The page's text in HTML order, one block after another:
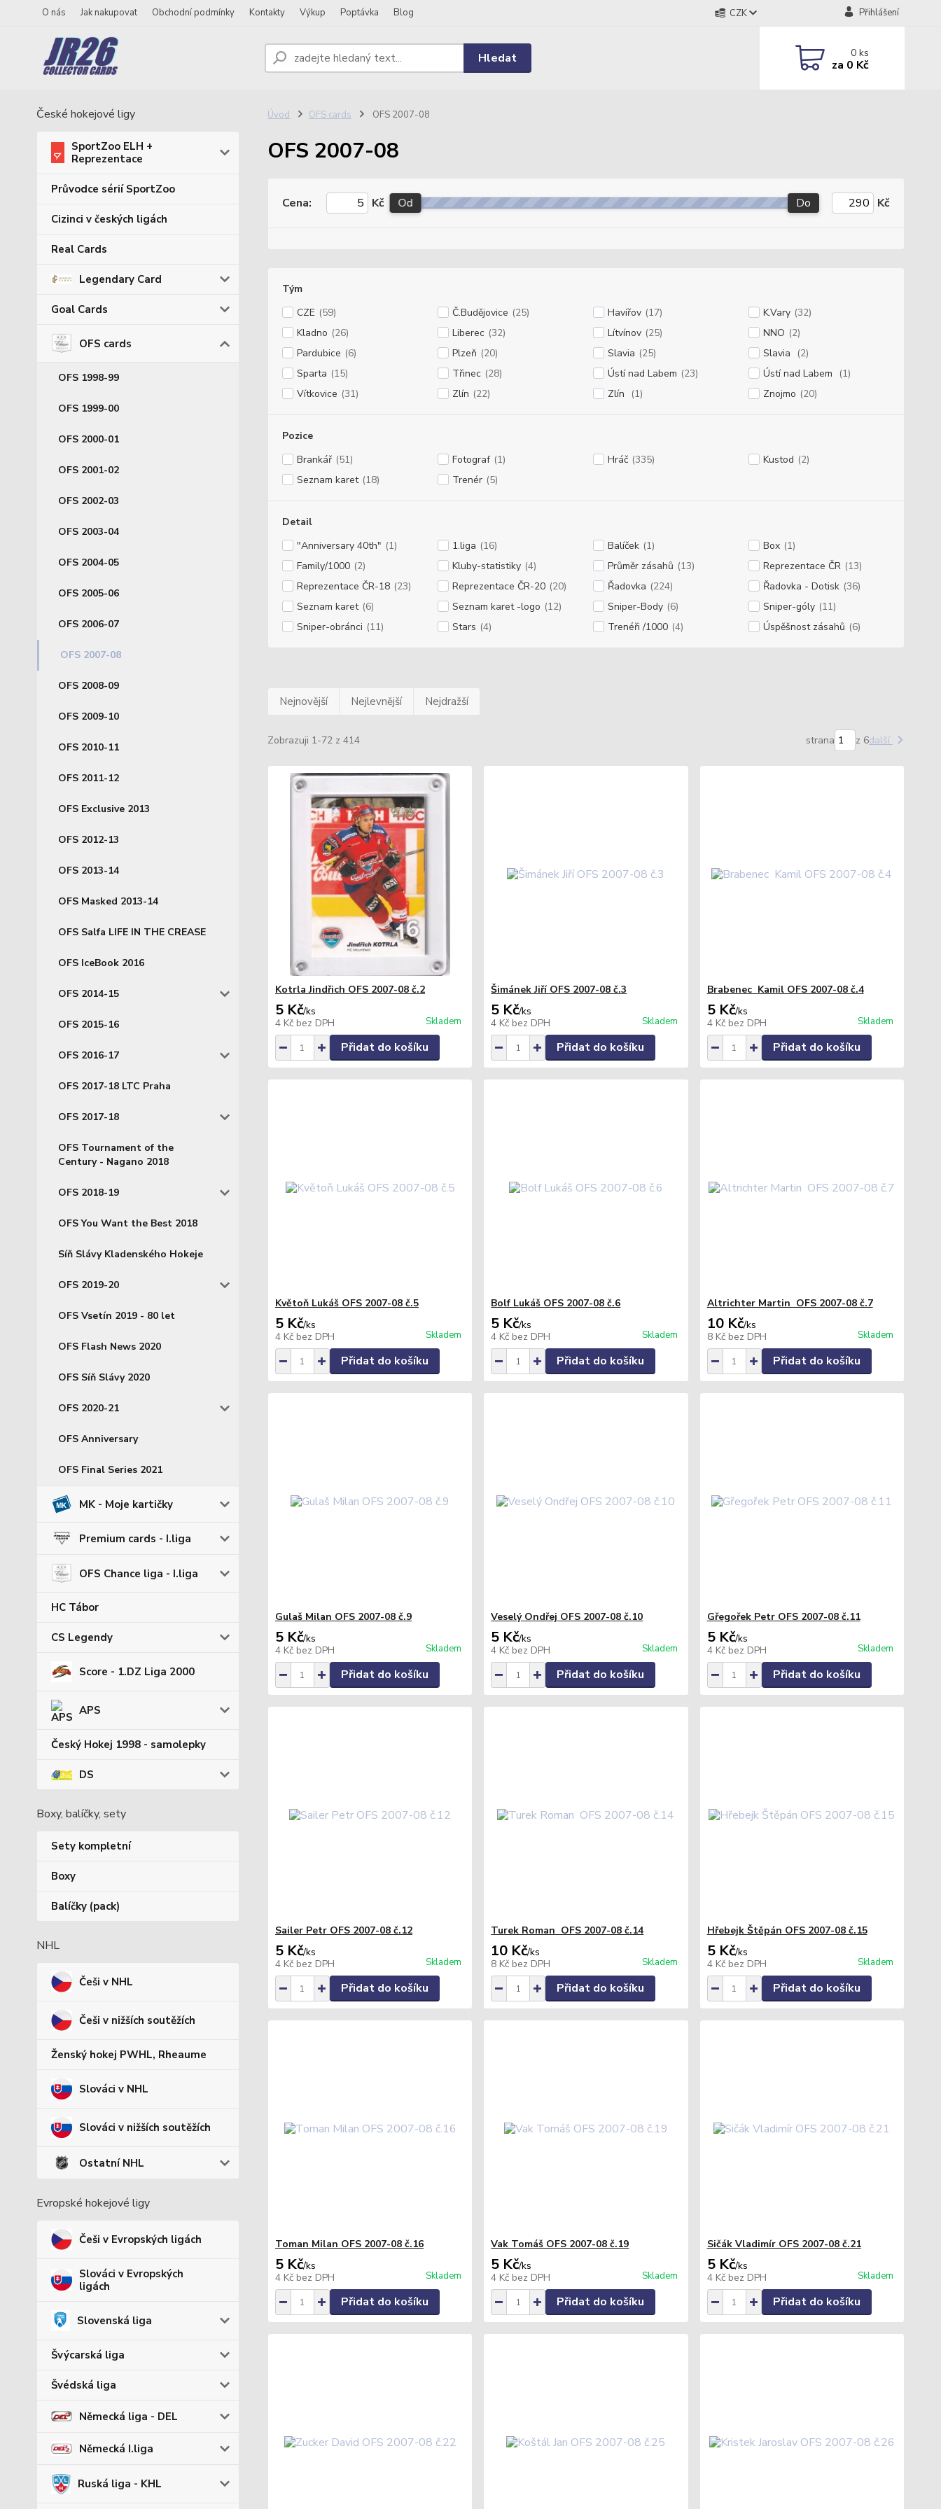
O nás Jak nakupovat Obchodní podmínky Kontakty Výkup Poptávka Blog CZK Přihlášení
Hledat 0ks
za 0 Kč
České hokejové ligy
SportZoo ELH +
Reprezentace
Průvodce sérií SportZoo
Cizinci v českých ligách
Real Cards
Legendary Card
Goal Cards
OFS cards
OFS 1998-99
OFS 1999-00
OFS 2000-01
OFS 2001-02
OFS 2002-03
OFS 2003-04
OFS 2004-05
OFS 2005-06
OFS 2006-07
OFS 2007-08
OFS 2008-09
OFS 2009-10
OFS 2010-11
OFS 2011-12
OFS Exclusive 2013
OFS 2012-13
OFS 2013-14
OFS Masked 2013-14
OFS Salfa LIFE IN THE CREASE
OFS IceBook 2016
OFS 2014-15
OFS 2015-16
OFS 2016-17
OFS 2017-18 LTC Praha
OFS 2017-18
OFS Tournament of the
Century - Nagano 2018
OFS 2018-19
OFS You Want the Best 2018
Síň Slávy Kladenského Hokeje
OFS 2019-20
OFS Vsetín 2019 - 80 let
OFS Flash News 2020
OFS Síň Slávy 2020
OFS 2020-21
OFS Anniversary
OFS Final Series 2021
MK - Moje kartičky
Premium cards - I.liga
OFS Chance liga - I.liga
HC Tábor
CS Legendy
Score - 1.DZ Liga 2000
APS
Český Hokej 1998 - samolepky
DS
Boxy, balíčky, sety
Sety kompletní
Boxy
Balíčky (pack)
NHL
Češi v NHL
Češi v nižších soutěžích
Ženský hokej PWHL, Rheaume
Slováci v NHL
Slováci v nižších soutěžích
Ostatní NHL
Evropské hokejové ligy
Češi v Evropských ligách
Slováci v Evropských
ligách
Slovenská liga
Švýcarská liga
Švédská liga
Německá liga - DEL
Německá I.liga
Ruská liga - KHL
Úvod OFS cards OFS 2007-08
OFS 2007-08
Cena: Kč Od Do Kč
Tým
CZE (59) Č.Budějovice (25) Havířov (17) K.Vary (32)
Kladno (26) Liberec (32) Lítvínov (25) NNO (2)
Pardubice (6) Plzeň (20) Slavia (25) Slavia
(2)
Sparta (15) Třinec (28) Ústí nad Labem (23) Ústí nad Labem
(1)
Vítkovice (31) Zlín (22) Zlín (1) Znojmo (20)
Pozice
Brankář (51) Fotograf (1) Hráč (335) Kustod (2)
Seznam karet (18) Trenér (5)
Detail
"Anniversary 40th" (1) 1.liga (16) Balíček (1) Box (1)
Family/1000 (2) Kluby-statistiky (4) Průměr zásahů (13) Reprezentace ČR (13)
Reprezentace ČR-18 (23) Reprezentace ČR-20 (20) Řadovka (224) Řadovka - Dotisk (36)
Seznam karet (6) Seznam karet -logo (12) Sniper-Body (6) Sniper-góly (11)
Sniper-obránci (11) Stars (4) Trenéři /1000 (4) Úspěšnost zásahů (6)
Nejnovější Nejlevnější Nejdražší
Zobrazuji 1-72 z 414 strana z 6další
Kotrla Jindřich OFS 2007-08 č.2
5 Kč/ks
4 Kč bez DPH Skladem
Přidat do košíku
Šimánek Jiří OFS 2007-08 č.3
5 Kč/ks
4 Kč bez DPH Skladem
Přidat do košíku
Brabenec Kamil OFS 2007-08 č.4
5 Kč/ks
4 Kč bez DPH Skladem
Přidat do košíku
Květoň Lukáš OFS 2007-08 č.5
5 Kč/ks
4 Kč bez DPH Skladem
Přidat do košíku
Bolf Lukáš OFS 2007-08 č.6
5 Kč/ks
4 Kč bez DPH Skladem
Přidat do košíku
Altrichter Martin OFS 2007-08 č.7
10 Kč/ks
8 Kč bez DPH Skladem
Přidat do košíku
Gulaš Milan OFS 2007-08 č.9
5 Kč/ks
4 Kč bez DPH Skladem
Přidat do košíku
Veselý Ondřej OFS 2007-08 č.10
5 Kč/ks
4 Kč bez DPH Skladem
Přidat do košíku
Gřegořek Petr OFS 2007-08 č.11
5 Kč/ks
4 Kč bez DPH Skladem
Přidat do košíku
Sailer Petr OFS 2007-08 č.12
5 Kč/ks
4 Kč bez DPH Skladem
Přidat do košíku
Turek Roman OFS 2007-08 č.14
10 Kč/ks
8 Kč bez DPH Skladem
Přidat do košíku
Hřebejk Štěpán OFS 2007-08 č.15
5 Kč/ks
4 Kč bez DPH Skladem
Přidat do košíku
Toman Milan OFS 2007-08 č.16
5 Kč/ks
4 Kč bez DPH Skladem
Přidat do košíku
Vak Tomáš OFS 2007-08 č.19
5 Kč/ks
4 Kč bez DPH Skladem
Přidat do košíku
Sičák Vladimír OFS 2007-08 č.21
5 Kč/ks
4 Kč bez DPH Skladem
Přidat do košíku